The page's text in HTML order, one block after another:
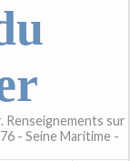
Renseignements sur
- Seine Maritime -